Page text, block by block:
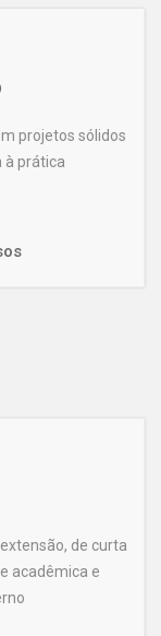
projetos sólidos
à prática
de curta
acadêmica e